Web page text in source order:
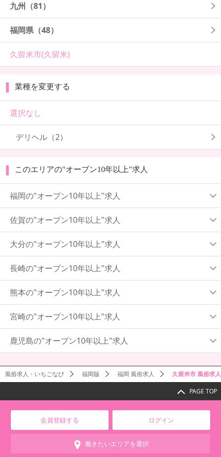
九州 （81）
福岡県（48）
久留米市(久留米)
業種を変更する
選択なし
デリヘル（2）
このエリアの"オープン10年以上"求人
福岡の"オープン10年以上"求人
佐賀の"オープン10年以上"求人
大分の"オープン10年以上"求人
長崎の"オープン10年以上"求人
熊本の"オープン10年以上"求人
宮崎の"オープン10年以上"求人
鹿児島の"オープン10年以上"求人
風俗求人・いちごなび 福岡版 福岡 風俗求人 久留米市 風俗求人
PAGE TOP
会員登録する ログイン
働きたいエリアを選択